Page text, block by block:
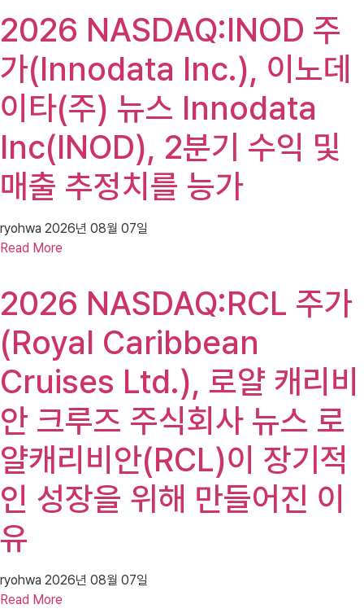
2026 NASDAQ:INOD 주
가(Innodata Inc.), 이노데
이타(주) 뉴스 Innodata
Inc(INOD), 2분기 수익 및
매출 추정치를 능가
ryohwa 2026년 08월 07일
Read More
2026 NASDAQ:RCL 주가
(Royal Caribbean
Cruises Ltd.), 로얄 캐리비
안 크루즈 주식회사 뉴스 로
얄캐리비안(RCL)이 장기적
인 성장을 위해 만들어진 이
유
ryohwa 2026년 08월 07일
Read More